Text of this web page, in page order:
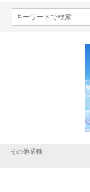
その他業種